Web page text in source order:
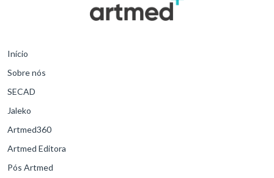
Início
Sobre nós
SECAD
Jaleko
Artmed360
Artmed Editora
Pós Artmed